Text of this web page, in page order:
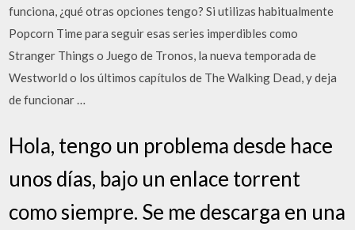
funciona, ¿qué otras opciones tengo? Si utilizas habitualmente
Popcorn Time para seguir esas series imperdibles como
Stranger Things o Juego de Tronos, la nueva temporada de
Westworld o los últimos capítulos de The Walking Dead, y deja
de funcionar …
Hola, tengo un problema desde hace
unos días, bajo un enlace torrent
como siempre. Se me descarga en una